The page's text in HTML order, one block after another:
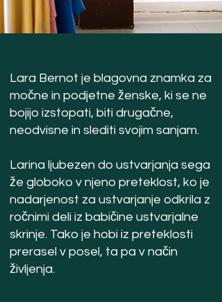
Lara Bernot je blagovna znamka za
močne in podjetne ženske, ki se ne
bojijo izstopati, biti drugačne,
neodvisne in slediti svojim sanjam.
Larina ljubezen do ustvarjanja sega
že globoko v njeno preteklost, ko je
nadarjenost za ustvarjanje odkrila z
ročnimi deli iz babičine ustvarjalne
skrinje. Tako je hobi iz preteklosti
prerasel v posel, ta pa v način
življenja.